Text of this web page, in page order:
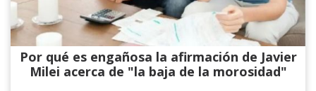
Por qué es engañosa la afirmación de Javier
Milei acerca de "la baja de la morosidad"